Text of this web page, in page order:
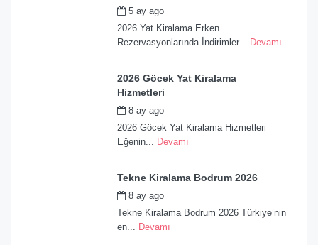
5 ay ago
2026 Yat Kiralama Erken
Rezervasyonlarında İndirimler... Devamı
2026 Göcek Yat Kiralama
Hizmetleri
8 ay ago
2026 Göcek Yat Kiralama Hizmetleri
Eğenin... Devamı
Tekne Kiralama Bodrum 2026
8 ay ago
Tekne Kiralama Bodrum 2026 Türkiye’nin
en... Devamı